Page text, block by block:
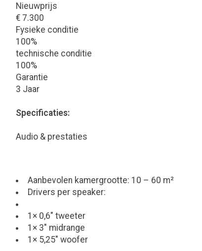
Nieuwprijs
€ 7.300
Fysieke conditie
100%
technische conditie
100%
Garantie
3 Jaar
Specificaties:
Audio & prestaties
Aanbevolen kamergrootte: 10 – 60 m²
Drivers per speaker:
1× 0,6" tweeter
1× 3" midrange
1× 5,25" woofer